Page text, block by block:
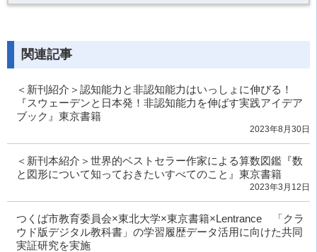
関連記事
＜新刊紹介＞認知能力と非認知能力はいっしょに伸びる！
『スウェーデンと日本発！非認知能力を伸ばす実践アイデア
ブック』東京書籍
2023年8月30日
＜新刊本紹介＞世界的ベストセラー作家による算数図鑑『数
と図形について知っておきたいすべてのこと』東京書籍
2023年3月12日
つくば市教育委員会×東北大学×東京書籍×Lentrance 「クラ
ウド版デジタル教科書」の学習履歴データ活用に向けた共同
実証研究を実施